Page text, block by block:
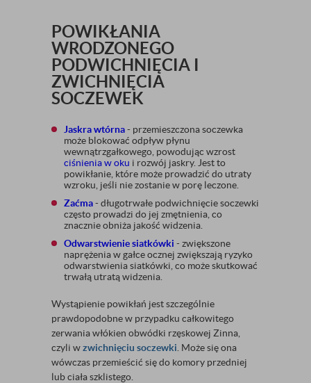
POWIKŁANIA
WRODZONEGO
PODWICHNIĘCIA I
ZWICHNIĘCIA
SOCZEWEK
Jaskra wtórna- przemieszczona soczewka
może blokować odpływ płynu
wewnątrzgałkowego, powodując wzrost
ciśnienia w oku i rozwój jaskry. Jest to
powikłanie, które może prowadzić do utraty
wzroku, jeśli nie zostanie w porę leczone.
Zaćma- długotrwałe podwichnięcie soczewki
często prowadzi do jej zmętnienia, co
znacznie obniża jakość widzenia.
Odwarstwienie siatkówki - zwiększone
naprężenia w gałce ocznej zwiększają ryzyko
odwarstwienia siatkówki, co może skutkować
trwałą utratą widzenia.
Wystąpienie powikłań jest szczególnie
prawdopodobne w przypadku całkowitego
zerwania włókien obwódki rzęskowej Zinna,
czyli wzwichnięciu soczewki . Może się ona
wówczas przemieścić się do komory przedniej
lub ciała szklistego.